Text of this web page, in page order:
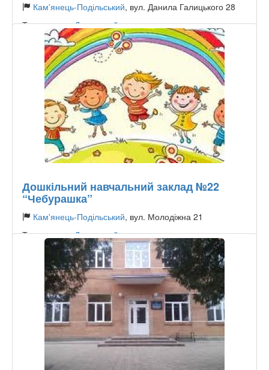
Кам'янець-Подільський, вул. Данила Галицького 28
Тип садочку:Державний
Дошкільний навчальний заклад №22
“Чебурашка”
Кам'янець-Подільський, вул. Молодіжна 21
Тип садочку:Державний